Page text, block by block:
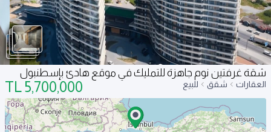
شقة غرفتين نوم جاهزة للتمليك في موقع هادئ بإسطنبول
العقارات شقق للبيع 5,700,000
TL